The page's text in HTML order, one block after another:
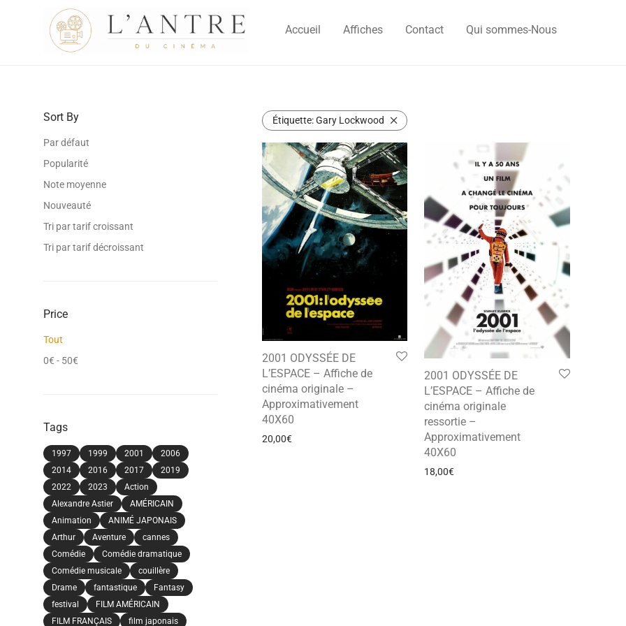
Accueil Affiches Contact Qui sommes-Nous
Sort By
Par défaut
Popularité
Note moyenne
Nouveauté
Tri par tarif croissant
Tri par tarif décroissant
Price
Tout
0€ - 50€
Tags
1997 1999 2001
2006
2014
2016 2017
2019
2022
2023
Action
Alexandre Astier
AMÉRICAIN
Animation
ANIMÉ JAPONAIS
Arthur
Aventure
cannes
Comédie
Comédie dramatique
Comédie musicale
couillère
Drame
fantastique
Fantasy
festival
FILM AMÉRICAIN
FILM FRANÇAIS
film japonais
Étiquette:Gary Lockwood
2001 ODYSSÉE DE
L’ESPACE – Affiche de
cinéma originale –
Approximativement
40X60
20,00€
2001 ODYSSÉE DE
L’ESPACE – Affiche de
cinéma originale
ressortie –
Approximativement
40X60
18,00€